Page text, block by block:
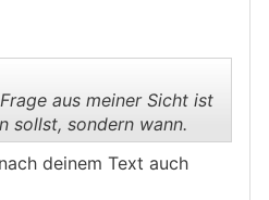
aus meiner Sicht ist
sollst, sondern wann.
deinem Text auch